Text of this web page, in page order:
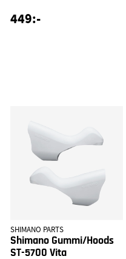
449:-
SHIMANO PARTS
Shimano Gummi/Hoods
ST-5700 Vita